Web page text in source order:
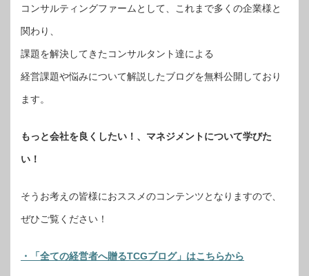
コンサルティングファームとして、これまで多くの企業様と
関わり、
課題を解決してきたコンサルタント達による
経営課題や悩みについて解説したブログを無料公開しており
ます。
もっと会社を良くしたい！、マネジメントについて学びた
い！
そうお考えの皆様におススメのコンテンツとなりますので、
ぜひご覧ください！
・「全ての経営者へ贈るTCGブログ」はこちらから